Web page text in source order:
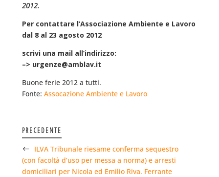
2012.
Per contattare l’Associazione Ambiente e Lavoro
dal 8 al 23 agosto 2012
scrivi una mail all’indirizzo:
–> urgenze@amblav.it
Buone ferie 2012 a tutti.
Fonte: Assocazione Ambiente e Lavoro
PRECEDENTE
ILVA Tribunale riesame conferma sequestro
(con facoltà d’uso per messa a norma) e arresti
domiciliari per Nicola ed Emilio Riva. Ferrante